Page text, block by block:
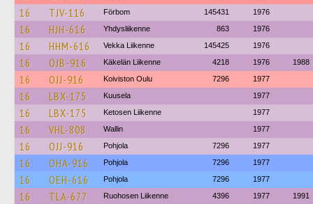
16 TJV-116 Förbom 145431 1976
16 HJH-616 Yhdysliikenne 863 1976
16 HHM-616 Vekka Liikenne 145425 1976
16 OJB-916 Käkelän Liikenne 4218 1976 1988
16 OJJ-916 Koiviston Oulu 7296 1977
16 LBX-175 Kuusela 1977
16 LBX-175 Ketosen Liikenne 1977
16 VHL-808 Wallin 1977
16 OJJ-916 Pohjola 7296 1977
16 OHA-916 Pohjola 7296 1977
16 OEH-616 Pohjola 7296 1977
16 TLA-677 Ruohosen Liikenne 4396 1977 1991